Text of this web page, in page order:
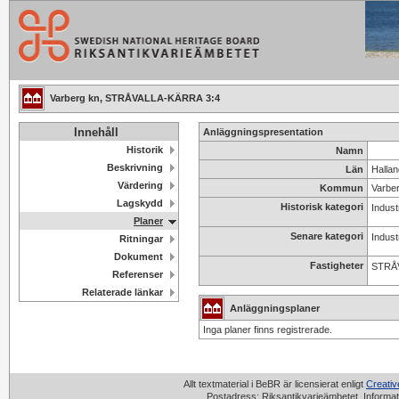
Varberg kn, STRÅVALLA-KÄRRA 3:4
Innehåll
Historik
Beskrivning
Värdering
Lagskydd
Planer
Ritningar
Dokument
Referenser
Relaterade länkar
Anläggningspresentation
Namn
Län
Kommun
Historisk kategori
Senare kategori
Fastigheter
Anläggningsplaner
Inga planer finns registrerade.
Allt textmaterial i BeBR är licensierat enligt
Postadress: Riksantikvarieämbetet,